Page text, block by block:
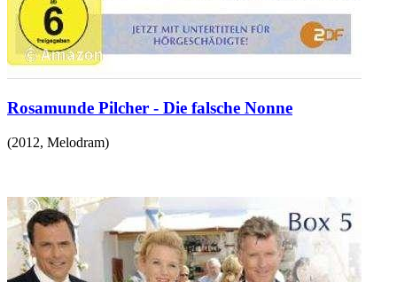
Rosamunde Pilcher - Die falsche Nonne
(2012, Melodram)